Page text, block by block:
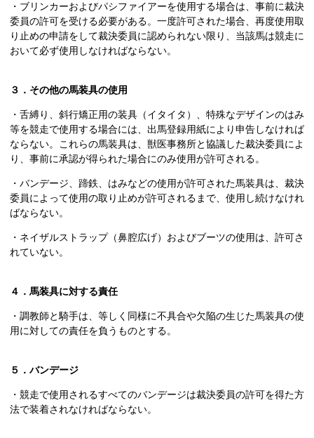
・ブリンカーおよびパシファイアーを使用する場合は、事前に裁決
委員の許可を受ける必要がある。一度許可された場合、再度使用取
り止めの申請をして裁決委員に認められない限り、当該馬は競走に
おいて必ず使用しなければならない。
３．その他の馬装具の使用
・舌縛り、斜行矯正用の装具（イタイタ）、特殊なデザインのはみ
等を競走で使用する場合には、出馬登録用紙により申告しなければ
ならない。これらの馬装具は、獣医事務所と協議した裁決委員によ
り、事前に承認が得られた場合にのみ使用が許可される。
・バンデージ、蹄鉄、はみなどの使用が許可された馬装具は、裁決
委員によって使用の取り止めが許可されるまで、使用し続けなけれ
ばならない。
・ネイザルストラップ（鼻腔広げ）およびブーツの使用は、許可さ
れていない。
４．馬装具に対する責任
・調教師と騎手は、等しく同様に不具合や欠陥の生じた馬装具の使
用に対しての責任を負うものとする。
５．バンデージ
・競走で使用されるすべてのバンデージは裁決委員の許可を得た方
法で装着されなければならない。